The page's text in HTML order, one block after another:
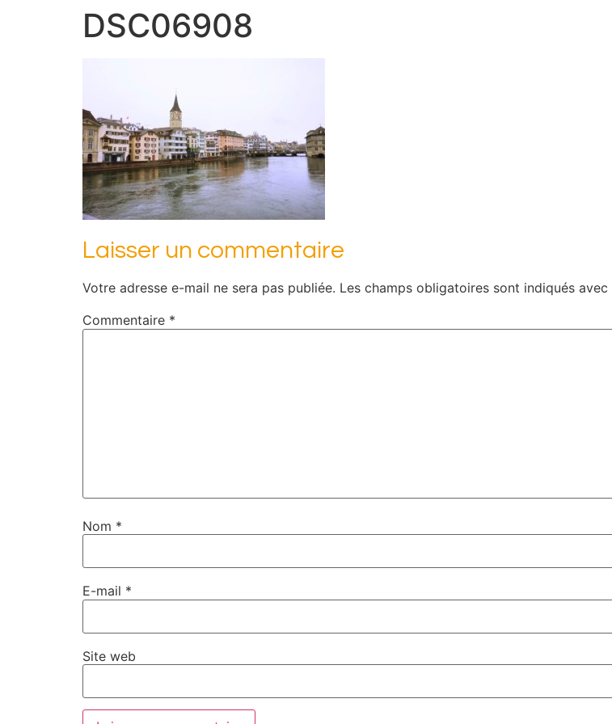
DSC06908
Laisser un commentaire
Votre adresse e-mail ne sera pas publiée. Les champs obligatoires sont indiqués avec
Commentaire *
Nom *
E-mail *
Site web